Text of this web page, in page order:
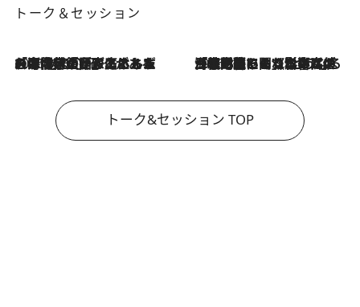
トーク＆セッション
2026.8.3
「今後値上げがあるとすれば…」「リスクがあるのは今年の冬」エネルギー専門家が語る、ホルムズ海峡封鎖が家庭にもたらす“ある心配” 2026.8.3
「住宅建てられない…」「サーチャージ料の高値が続いている」ホルムズ海峡封鎖による影響はいつまで続く？《エネルギー専門家に聞く“どうなる日本の暮らし”》
トーク&セッション TOP